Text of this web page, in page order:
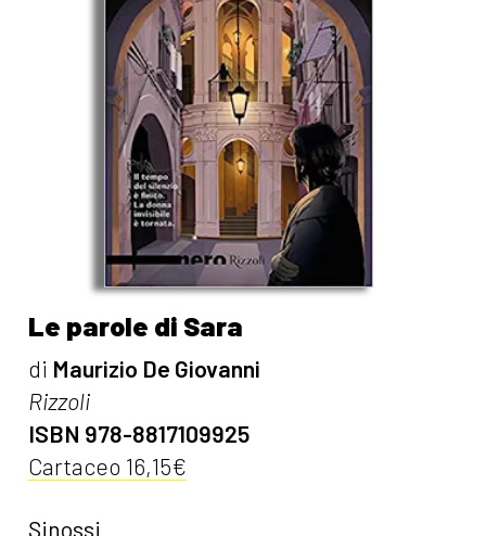
Le parole di Sara
di Maurizio De Giovanni
Rizzoli
ISBN 978-8817109925
Cartaceo 16,15€
Sinossi